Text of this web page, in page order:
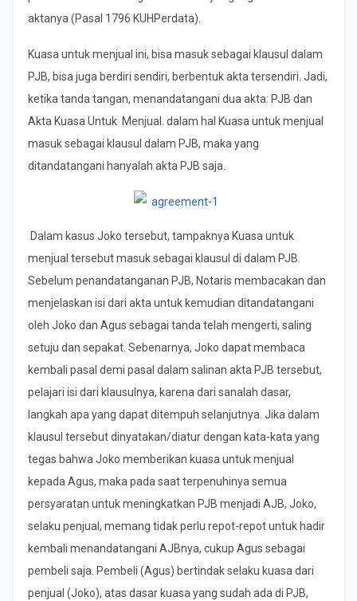
aktanya (Pasal 1796 KUHPerdata).
Kuasa untuk menjual ini, bisa masuk sebagai klausul dalam
PJB, bisa juga berdiri sendiri, berbentuk akta tersendiri. Jadi,
ketika tanda tangan, menandatangani dua akta: PJB dan
Akta Kuasa Untuk Menjual. dalam hal Kuasa untuk menjual
masuk sebagai klausul dalam PJB, maka yang
ditandatangani hanyalah akta PJB saja.
Dalam kasus Joko tersebut, tampaknya Kuasa untuk
menjual tersebut masuk sebagai klausul di dalam PJB.
Sebelum penandatanganan PJB, Notaris membacakan dan
menjelaskan isi dari akta untuk kemudian ditandatangani
oleh Joko dan Agus sebagai tanda telah mengerti, saling
setuju dan sepakat. Sebenarnya, Joko dapat membaca
kembali pasal demi pasal dalam salinan akta PJB tersebut,
pelajari isi dari klausulnya, karena dari sanalah dasar,
langkah apa yang dapat ditempuh selanjutnya. Jika dalam
klausul tersebut dinyatakan/diatur dengan kata-kata yang
tegas bahwa Joko memberikan kuasa untuk menjual
kepada Agus, maka pada saat terpenuhinya semua
persyaratan untuk meningkatkan PJB menjadi AJB, Joko,
selaku penjual, memang tidak perlu repot-repot untuk hadir
kembali menandatangani AJBnya, cukup Agus sebagai
pembeli saja. Pembeli (Agus) bertindak selaku kuasa dari
penjual (Joko), atas dasar kuasa yang sudah ada di PJB,